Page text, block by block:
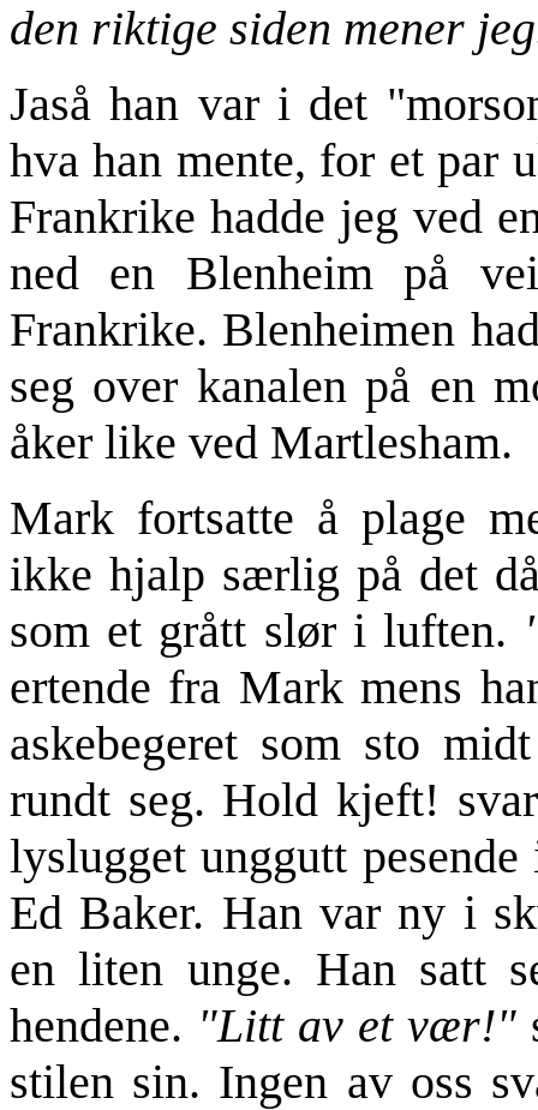
den riktige siden mener
Jaså han var i det
hva han mente, for et par
Frankrike hadde jeg ved
ned en Blenheim på
Frankrike. Blenheimen
seg over kanalen på en
åker like ved Martlesham.
Mark fortsatte å plage
ikke hjalp særlig på det
som et grått slør i luften.
ertende fra Mark mens
askebegeret som sto
rundt seg. Hold kjeft!
lyslugget unggutt
Ed Baker. Han var ny i
en liten unge. Han satt
hendene. "Litt av et vær!"
stilen sin. Ingen av oss